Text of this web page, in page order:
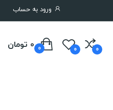
ورود به حساب
0
0 0 تومان 0